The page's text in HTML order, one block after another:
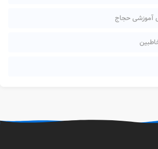
آموزشی حجاج